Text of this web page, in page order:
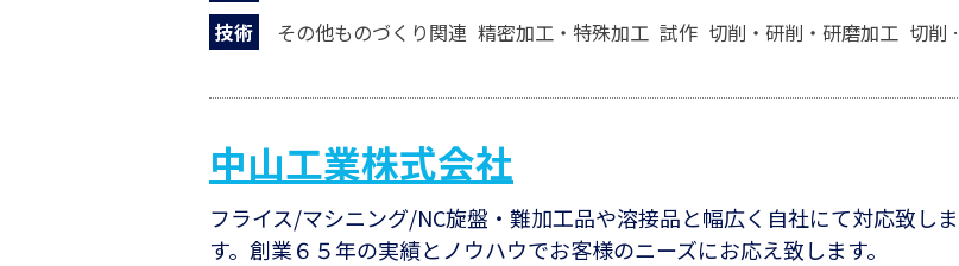
技術
その他ものづくり関連 精密加工・特殊加工 試作 切削・研削・研磨加工 切削
中山工業株式会社
フライス/マシニング/NC旋盤・難加工品や溶接品と幅広く自社にて対応致しま
す。創業６５年の実績とノウハウでお客様のニーズにお応え致します。